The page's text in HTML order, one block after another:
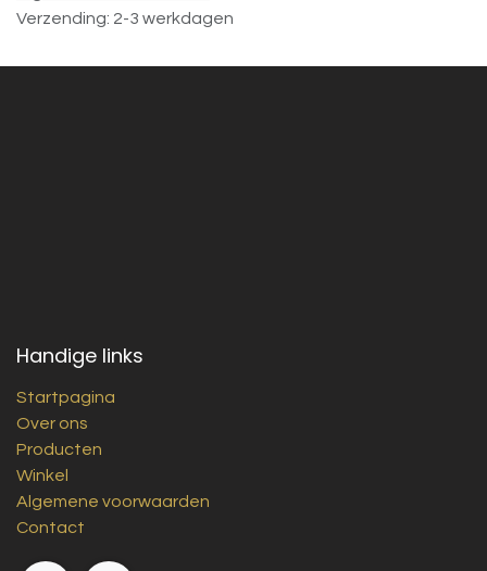
Verzending: 2-3 werkdagen
Handige links
Startpagina
Over ons
Producten
Winkel
Algemene voorwaarden
Contact